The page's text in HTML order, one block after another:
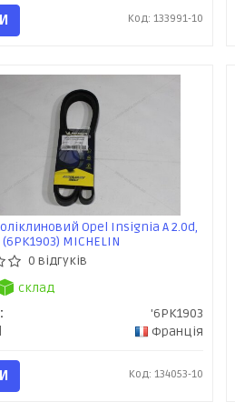
Код: 133991-10
Opel Insignia A 2.0d,
MICHELIN
0 відгуків
склад
'6PK1903
Франція
Код: 134053-10